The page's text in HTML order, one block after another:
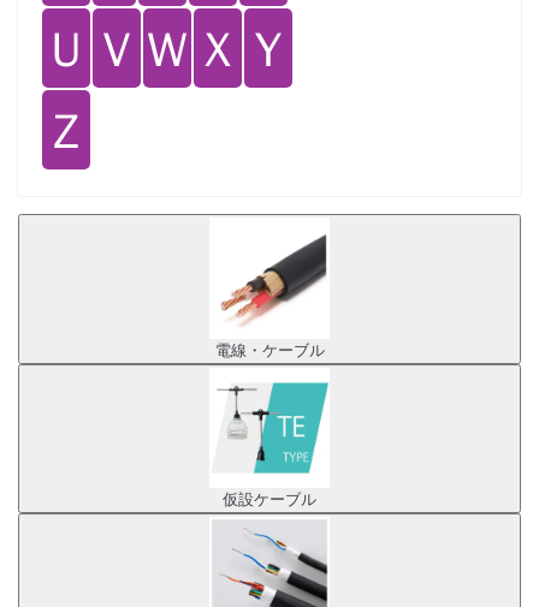
Ｕ Ｖ Ｗ Ｘ Ｙ
Ｚ
電線・ケーブル
仮設ケーブル